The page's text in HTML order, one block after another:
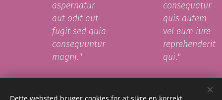
aspernatur
aut odit aut
fugit sed quia
consequuntur
magni."
consequatur
quis autem
vel eum iure
reprehenderit
qui."